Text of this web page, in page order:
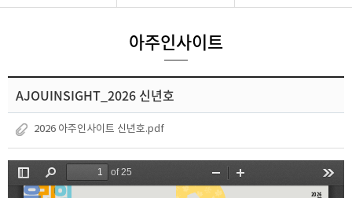
아주인사이트
AJOUINSIGHT_2026 신년호
2026 아주인사이트 신년호.pdf